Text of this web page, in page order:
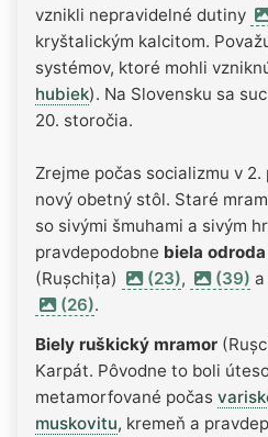
vznikli nepravidelné dutiny
kryštalickým kalcitom.
systémov, ktoré mohli
hubiek). Na Slovensku sa
20. storočia.
Zrejme počas socializmu v
nový obetný stôl. Staré
so sivými šmuhami a sivým
pravdepodobne biela
(Rușchița)
(23), (39) a
(26).
Biely ruškický mramor
Karpát. Pôvodne to boli
metamorfované počas
muskovitu, kremeň a